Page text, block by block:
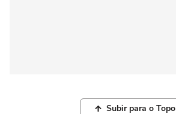
Subir para o Topo